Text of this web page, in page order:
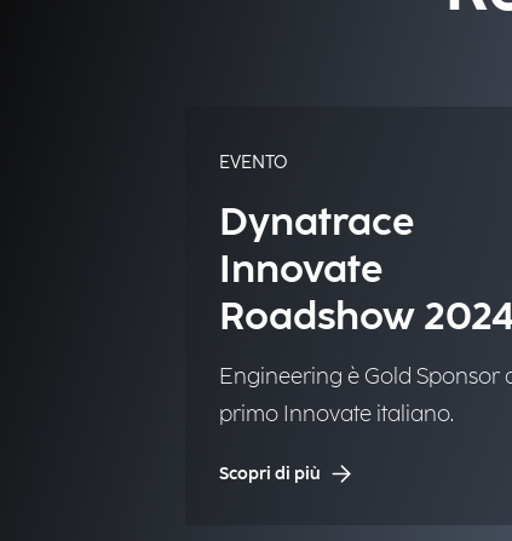
EVENTO
Dynatrace
Innovate
Roadshow
Engineering è Gold Sponsor
primo Innovate italiano.
Scopri di più